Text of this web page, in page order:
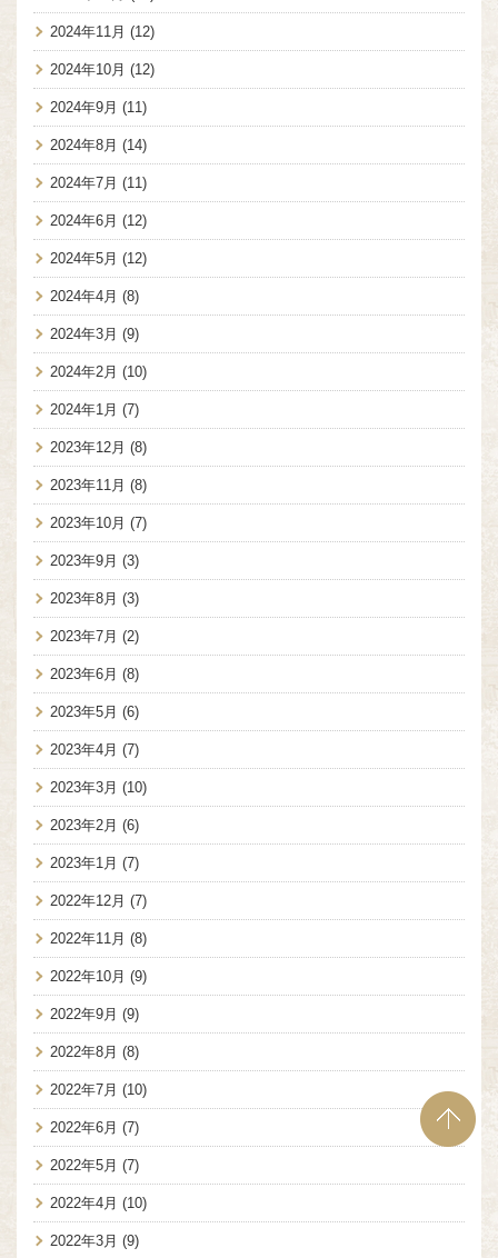
2024年11月 (12)
2024年10月 (12)
2024年9月 (11)
2024年8月 (14)
2024年7月 (11)
2024年6月 (12)
2024年5月 (12)
2024年4月 (8)
2024年3月 (9)
2024年2月 (10)
2024年1月 (7)
2023年12月 (8)
2023年11月 (8)
2023年10月 (7)
2023年9月 (3)
2023年8月 (3)
2023年7月 (2)
2023年6月 (8)
2023年5月 (6)
2023年4月 (7)
2023年3月 (10)
2023年2月 (6)
2023年1月 (7)
2022年12月 (7)
2022年11月 (8)
2022年10月 (9)
2022年9月 (9)
2022年8月 (8)
2022年7月 (10)
2022年6月 (7)
2022年5月 (7)
2022年4月 (10)
2022年3月 (9)